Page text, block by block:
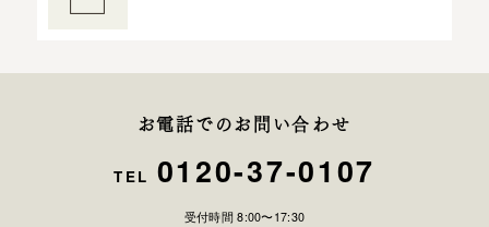
お電話でのお問い合わせ
TEL 0120-37-0107
受付時間 8:00〜17:30